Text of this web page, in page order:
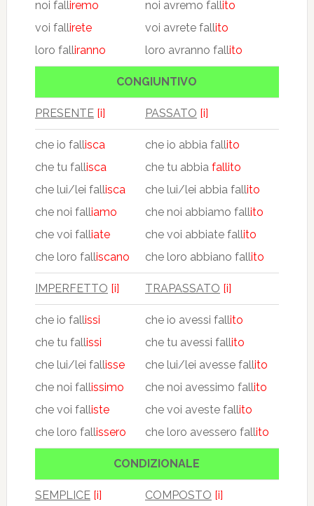
noi falliremo
voi fallirete
loro falliranno
noi avremo fallito
voi avrete fallito
loro avranno fallito
CONGIUNTIVO
PRESENTE [i] PASSATO [i]
che io fallisca
che tu fallisca
che lui/lei fallisca
che noi falliamo
che voi falliate
che loro falliscano
che io abbia fallito
che tu abbia fallito
che lui/lei abbia fallito
che noi abbiamo fallito
che voi abbiate fallito
che loro abbiano fallito
IMPERFETTO [i] TRAPASSATO [i]
che io fallissi
che tu fallissi
che lui/lei fallisse
che noi fallissimo
che voi falliste
che loro fallissero
che io avessi fallito
che tu avessi fallito
che lui/lei avesse fallito
che noi avessimo fallito
che voi aveste fallito
che loro avessero fallito
CONDIZIONALE
SEMPLICE [i] COMPOSTO [i]